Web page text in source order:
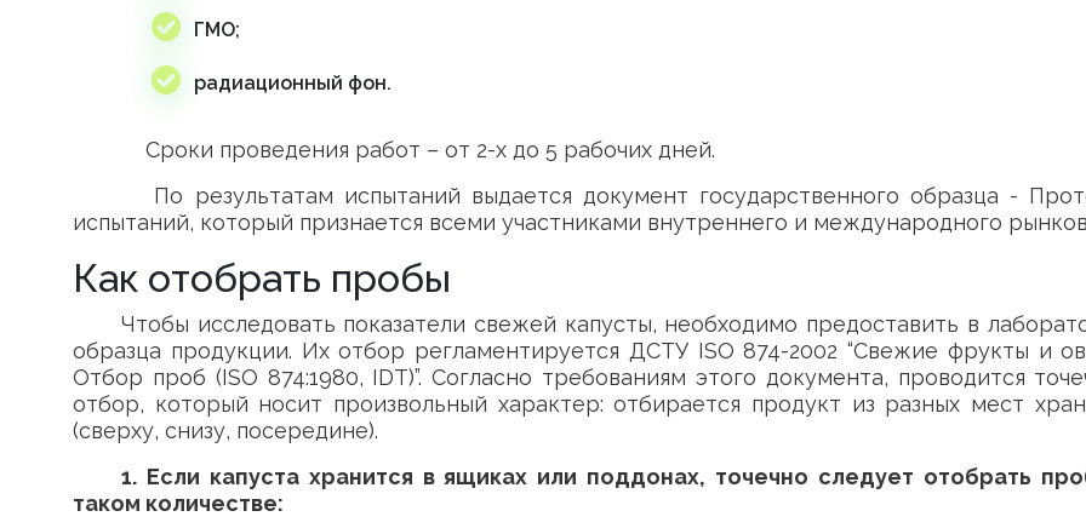
ГМО;
радиационный фон.
Сроки проведения работ – от 2-х до 5 рабочих дней.
По результатам испытаний выдается документ государственного образца -
испытаний, который признается всеми участниками внутреннего и международного
Как отобрать пробы
Чтобы исследовать показатели свежей капусты, необходимо предоставить в
образца продукции. Их отбор регламентируется ДСТУ ISO 874-2002 “Свежие фрукты и
Отбор проб (ISO 874:1980, IDT)”. Согласно требованиям этого документа, проводится
отбор, который носит произвольный характер: отбирается продукт из разных мест
(сверху, снизу, посередине).
1. Если капуста хранится в ящиках или поддонах, точечно следует отобрать
таком количестве: